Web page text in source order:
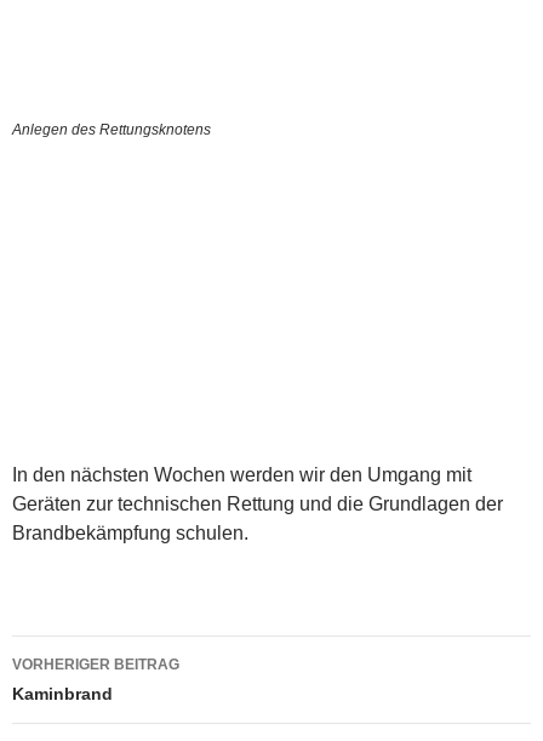
Anlegen des Rettungsknotens
In den nächsten Wochen werden wir den Umgang mit
Geräten zur technischen Rettung und die Grundlagen der
Brandbekämpfung schulen.
Beitragsnavigation
VORHERIGER BEITRAG
Kaminbrand